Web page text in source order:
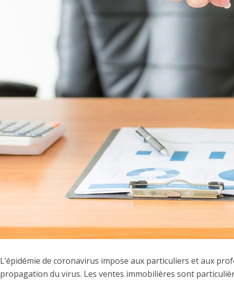
L’épidémie de coronavirus impose aux particuliers et aux
propagation du virus. Les ventes immobilières sont